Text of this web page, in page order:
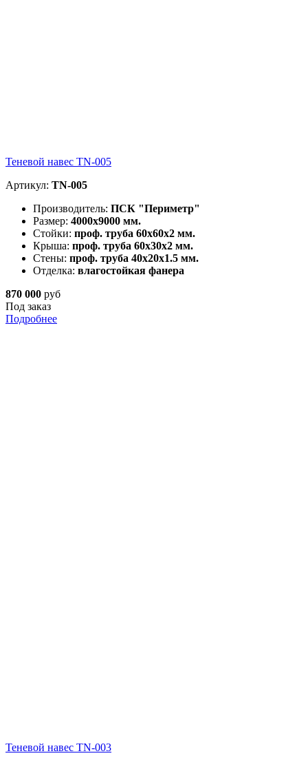
Теневой навес TN-005
Артикул: TN-005
Производитель: ПСК "Периметр"
Размер: 4000х9000 мм.
Стойки: проф. труба 60х60х2 мм.
Крыша: проф. труба 60х30х2 мм.
Стены: проф. труба 40х20х1.5 мм.
Отделка: влагостойкая фанера
870 000 руб
Под заказ
Подробнее
Теневой навес TN-003